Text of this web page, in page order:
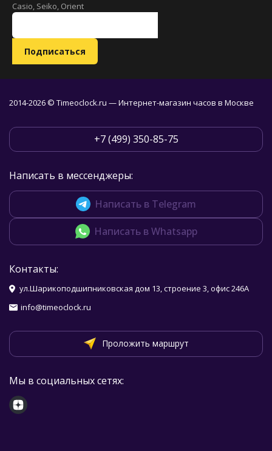
Casio, Seiko, Orient
2014-2026 © Timeoclock.ru — Интернет-магазин часов в Москве
+7 (499) 350-85-75
Написать в мессенджеры:
Написать в Telegram
Написать в Whatsapp
Контакты:
ул.Шарикоподшипниковская дом 13, строение 3, офис 246А
info@timeoclock.ru
Проложить маршрут
Мы в социальных сетях: